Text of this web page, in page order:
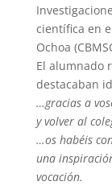
científica en
Ochoa
El alumnado
destacaban
…gracias a
y volver al
…os habéis
una
vocación.